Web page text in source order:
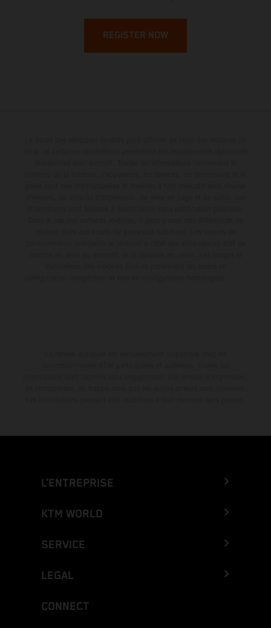
REGISTER NOW
L’ENTREPRISE
KTM WORLD
SERVICE
LEGAL
CONNECT